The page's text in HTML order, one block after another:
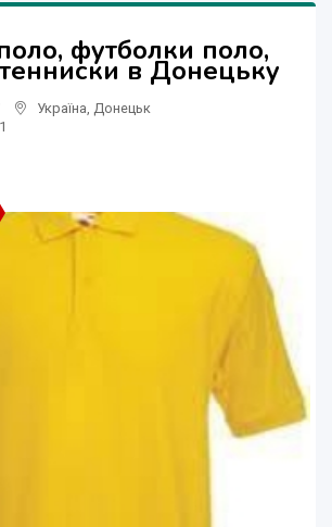
футболки поло,
в Донецьку
Україна Донецьк